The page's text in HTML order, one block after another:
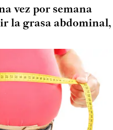
vez por semana
la grasa abdominal,